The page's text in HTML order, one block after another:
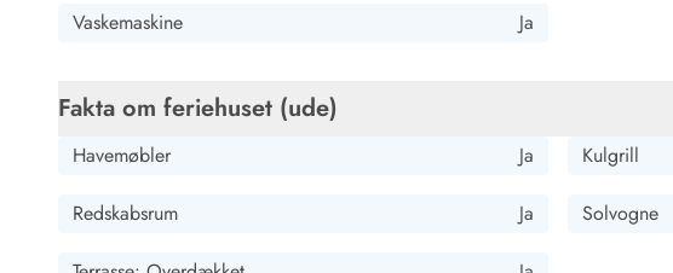
Job hos EsmarkVaskemaskine Ja
Fakta om feriehuset (ude)
Havemøbler Ja Kulgrill
Redskabsrum Ja Solvogne